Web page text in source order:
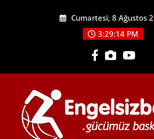
Cumartesi, 8 Ağustos
3:29:14 PM